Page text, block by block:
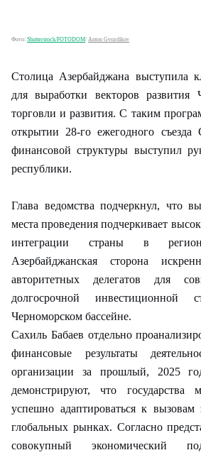
Фото: Shutterstock/FOTODOM/ Anton Gvozdikov
Столица Азербайджана выступила
для выработки векторов развития
торговли и развития. С таким
открытии 28-го ежегодного съезда
финансовой структуры выступил
республики.
Глава ведомства подчеркнул, что
места проведения подчеркивает
интеграции страны в
Азербайджанская сторона
авторитетных делегатов для
долгосрочной инвестиционной
Черноморском бассейне.
Сахиль Бабаев отдельно
финансовые результаты
организации за прошлый, 2025
демонстрируют, что государства
успешно адаптироваться к вызовам
глобальных рынках. Согласно
совокупный экономический